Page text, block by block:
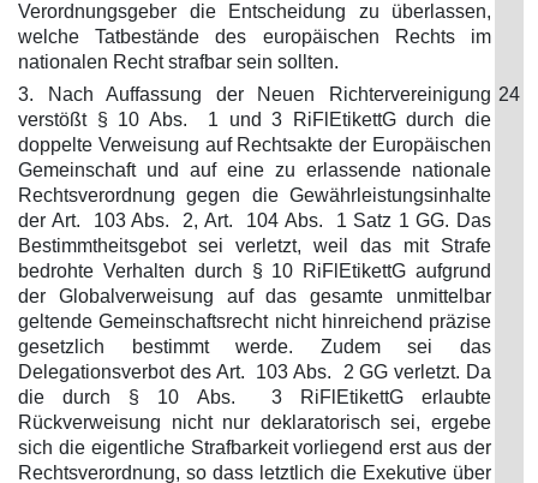
Verordnungsgeber die Entscheidung zu überlassen,
welche Tatbestände des europäischen Rechts im
nationalen Recht strafbar sein sollten.
3. Nach Auffassung der Neuen Richtervereinigung
verstößt § 10 Abs. 1 und 3 RiFlEtikettG durch die
doppelte Verweisung auf Rechtsakte der Europäischen
Gemeinschaft und auf eine zu erlassende nationale
Rechtsverordnung gegen die Gewährleistungsinhalte
der Art. 103 Abs. 2, Art. 104 Abs. 1 Satz 1 GG. Das
Bestimmtheitsgebot sei verletzt, weil das mit Strafe
bedrohte Verhalten durch § 10 RiFlEtikettG aufgrund
der Globalverweisung auf das gesamte unmittelbar
geltende Gemeinschaftsrecht nicht hinreichend präzise
gesetzlich bestimmt werde. Zudem sei das
Delegationsverbot des Art. 103 Abs. 2 GG verletzt. Da
die durch § 10 Abs. 3 RiFlEtikettG erlaubte
Rückverweisung nicht nur deklaratorisch sei, ergebe
sich die eigentliche Strafbarkeit vorliegend erst aus der
Rechtsverordnung, so dass letztlich die Exekutive über
24